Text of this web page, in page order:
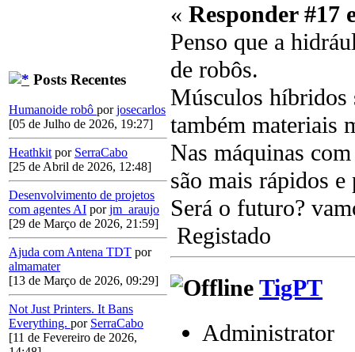
Posts Recentes
Humanoide robô porjosecarlos
[05 de Julho de 2026, 19:27]
Heathkit por SerraCabo
[25 de Abril de 2026, 12:48]
Desenvolvimento de projetos
com agentes AI porjm_araujo
[29 de Março de 2026, 21:59]
Ajuda com Antena TDT por
almamater
[13 de Março de 2026, 09:29]
Not Just Printers. It Bans
Everything. por SerraCabo
[11 de Fevereiro de 2026,
« Responder #17
Penso que a
de robôs.
Músculos híbridos
também materiais
Nas máquinas
são mais rápidos e
Será o futuro?
Registado
TigPT
Administrator